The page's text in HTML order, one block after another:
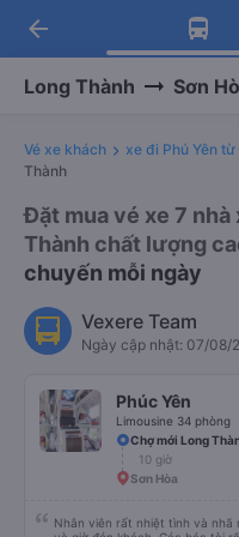
Tải app
Nhận ưu
Tải app
-30k/ghế
arrow_back
Long Thành Sơn
Vé xe khách xe đi Phú Yên
Thành
Đặt mua vé xe 7 nhà
Thành chất lượng
chuyến mỗi ngày
Vexere Team
Ngày cập nhật: 07/08/
Phúc Yên
Limousine 34 phòng
Chợ mới Long
10 giờ
Sơn Hòa
Nhân viên rất nhiệt tình và nhã